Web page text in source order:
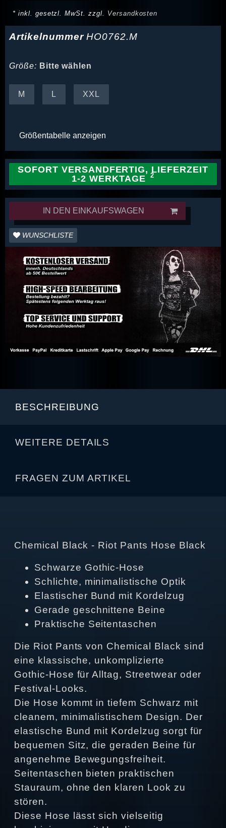
* inkl. gesetzl. MwSt. zzgl. Versandkosten
ArtikelnummerHO0762.M
Größe: Bitte wählen
M L XXL
Größentabelle anzeigen
SOFORT VERSANDFERTIG, LIEFERZEIT
1-2 WERKTAGE
IN DEN EINKAUFSWAGEN
WUNSCHLISTE
BESCHREIBUNG
WEITERE DETAILS
FRAGEN ZUM ARTIKEL
Chemical Black - Riot Pants Hose Black
Schwarze Gothic‑Hose
Schlichte, minimalistische Optik
Elastischer Bund mit Kordelzug
Gerade geschnittene Beine
Praktische Seitentaschen
Die Riot Pants von Chemical Black sind
eine klassische, unkomplizierte
Gothic‑Hose für Alltag, Streetwear oder
Festival‑Looks.
Die Hose kommt in tiefem Schwarz mit
cleanem, minimalistischem Design. Der
elastische Bund mit Kordelzug sorgt für
bequemen Sitz, die geraden Beine für
angenehme Bewegungsfreiheit.
Seitentaschen bieten praktischen
Stauraum, ohne den klaren Look zu
stören.
Diese Hose lässt sich vielseitig